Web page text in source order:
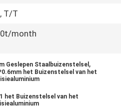
T/T
month
Geslepen Staalbuizenstelsel ,
het Buizenstelsel van het
het Buizenstelsel van het